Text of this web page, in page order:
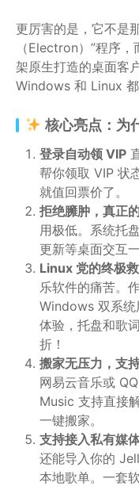
更厉害的是，它不是
（Electron）”程序
架原生打造的桌面客
Windows 和 Linux 都
核心亮点：为
登录自动领 VIP
帮你领取 VIP 状
就值回票价了。
拒绝臃肿，真正
用极低。系统托
更新等桌面交互
Linux 党的终极
乐软件的痛苦。
Windows 双系统
体验，托盘和歌
折！
搬家无压力，支
网易云音乐或
Music 支持直接
一键搬家。
支持接入私有媒
还能导入你的
本地歌单。一套